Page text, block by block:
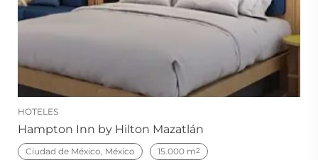
HOTELES
Hampton Inn by Hilton Mazatlán
Ciudad de México, México 15.000 m2